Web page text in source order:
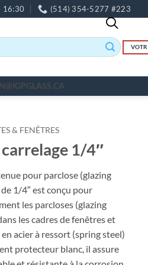
16:30 (514) 354-5277 #223
& FENÊTRES
1/4″
pour parclose (glazing
1/4″ est conçu pour
les parcloses (glazing
les cadres de fenêtres et
acier à ressort (spring steel)
protecteur blanc, il assure